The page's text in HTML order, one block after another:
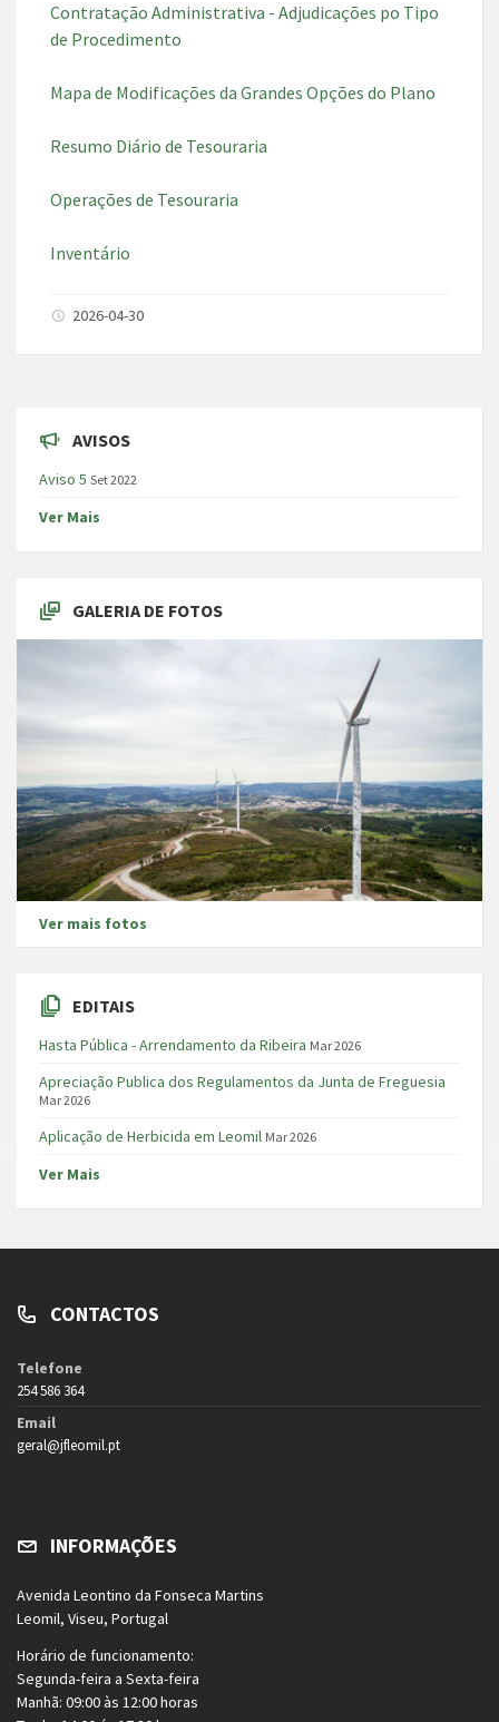
Contratação Administrativa - Adjudicações po Tipo
de Procedimento
Mapa de Modificações da Grandes Opções do Plano
Resumo Diário de Tesouraria
Operações de Tesouraria
Inventário
2026-04-30
AVISOS
Aviso 5 Set 2022
Ver Mais
GALERIA DE FOTOS
Ver mais fotos
EDITAIS
Hasta Pública - Arrendamento da Ribeira Mar 2026
Apreciação Publica dos Regulamentos da Junta de Freguesia
Mar 2026
Aplicação de Herbicida em Leomil Mar 2026
Ver Mais
CONTACTOS
Telefone
254 586 364
Email
geral@jfleomil.pt
INFORMAÇÕES
Avenida Leontino da Fonseca Martins
Leomil, Viseu, Portugal
Horário de funcionamento:
Segunda-feira a Sexta-feira
Manhã: 09:00 às 12:00 horas